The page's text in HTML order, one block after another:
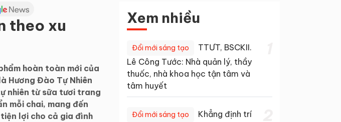
theo xu
hoàn toàn mới của
Hương Đào Tự Nhiên
nhiên từ sữa tươi trang
mỗi chai, mang đến
lợi cho cả gia đình
Xem nhiều
Đổi mới sáng tạo
TTƯT, BSCKII.
Lê Công Tước: Nhà quản lý, thầy
thuốc, nhà khoa học tận tâm và
tâm huyết
Đổi mới sáng tạo
Khẳng định trí